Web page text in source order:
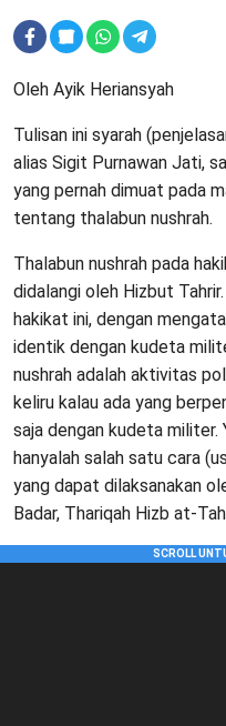
Oleh Ayik Heriansyah
Tulisan ini syarah
alias Sigit Purnawan Jati,
yang pernah dimuat pada
tentang thalabun nushrah.
Thalabun nushrah pada
didalangi oleh Hizbut
hakikat ini, dengan
identik dengan kudeta
nushrah adalah aktivitas
keliru kalau ada yang
saja dengan kudeta militer.
hanyalah salah satu cara
yang dapat dilaksanakan
Badar, Thariqah Hizb at-